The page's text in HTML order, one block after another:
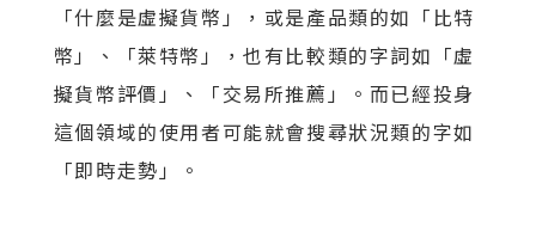
「什麼是虛擬貨幣」，或是產品類的如「比特
幣」、「萊特幣」，也有比較類的字詞如「虛
擬貨幣評價」、「交易所推薦」。而已經投身
這個領域的使用者可能就會搜尋狀況類的字如
「即時走勢」。